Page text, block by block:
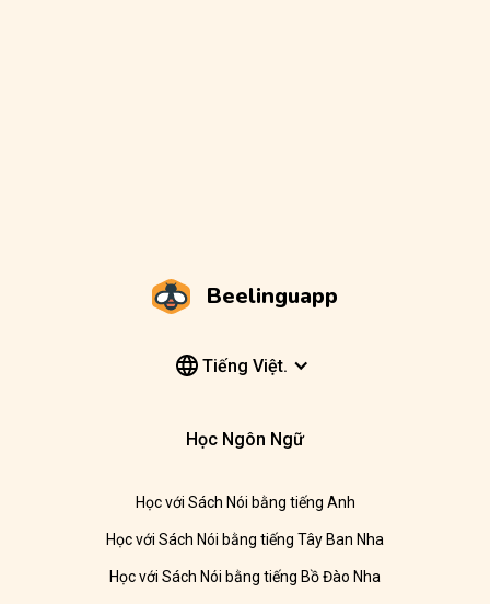
Beelinguapp
Tiếng Việt.
Học Ngôn Ngữ
Học với Sách Nói bằng tiếng Anh
Học với Sách Nói bằng tiếng Tây Ban Nha
Học với Sách Nói bằng tiếng Bồ Đào Nha